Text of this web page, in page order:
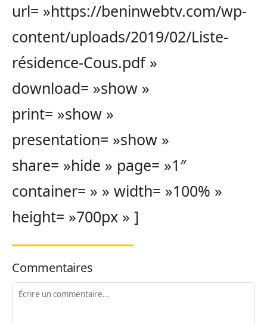
url= »https://beninwebtv.com/wp-
content/uploads/2019/02/Liste-
résidence-Cous.pdf »
download= »show »
print= »show »
presentation= »show »
share= »hide » page= »1″
container= » » width= »100% »
height= »700px » ]
Commentaires